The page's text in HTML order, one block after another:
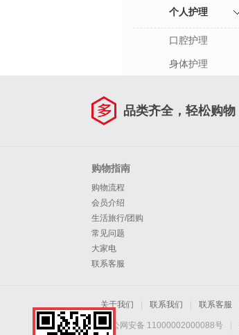
个人护理
口腔护理
身体护理
品类齐全，轻松购物
购物指南
购物流程
会员介绍
生活旅行/团购
常见问题
大家电
联系客服
关于我们 联系我们 联系客服
京公网安备 11000002000088号